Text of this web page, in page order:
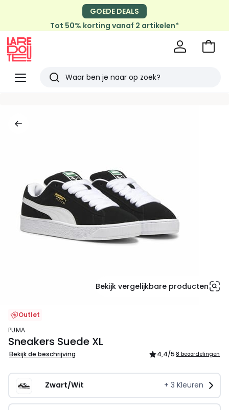
GOEDE DEALS
Tot 50% korting vanaf 2 artikelen*
Menu
Redoute
Zoeken
Naar
Bekijk vergelijkbare producten
Outlet
PUMA
Sneakers Suede XL
Bekijk de beschrijving 4,4/5 8 beoordelingen
Zwart/Wit + 3 Kleuren